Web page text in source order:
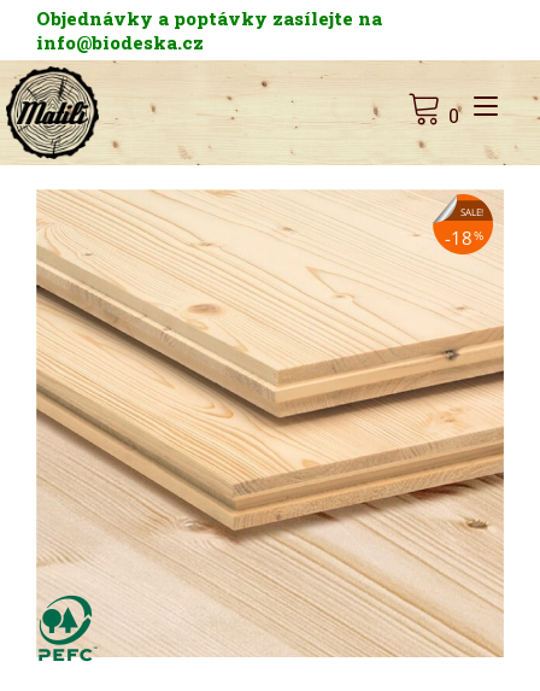
content
Objednávky a poptávky zasílejte na
info@biodeska.cz
0
SALE!
%
18